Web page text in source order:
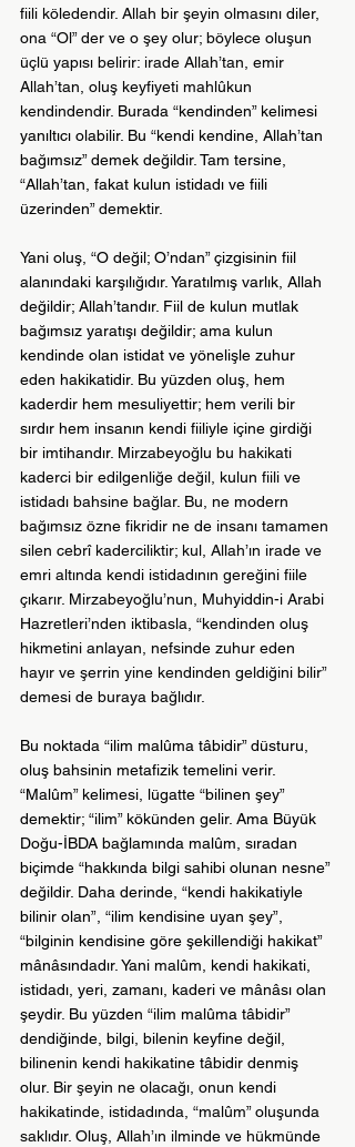
fiili köledendir. Allah bir şeyin olmasını diler,
ona “Ol” der ve o şey olur; böylece oluşun
üçlü yapısı belirir: irade Allah’tan, emir
Allah’tan, oluş keyfiyeti mahlûkun
kendindendir. Burada “kendinden” kelimesi
yanıltıcı olabilir. Bu “kendi kendine, Allah’tan
bağımsız” demek değildir. Tam tersine,
“Allah’tan, fakat kulun istidadı ve fiili
üzerinden” demektir.
Yani oluş, “O değil; O’ndan” çizgisinin fiil
alanındaki karşılığıdır. Yaratılmış varlık, Allah
değildir; Allah’tandır. Fiil de kulun mutlak
bağımsız yaratışı değildir; ama kulun
kendinde olan istidat ve yönelişle zuhur
eden hakikatidir. Bu yüzden oluş, hem
kaderdir hem mesuliyettir; hem verili bir
sırdır hem insanın kendi fiiliyle içine girdiği
bir imtihandır. Mirzabeyoğlu bu hakikati
kaderci bir edilgenliğe değil, kulun fiili ve
istidadı bahsine bağlar. Bu, ne modern
bağımsız özne fikridir ne de insanı tamamen
silen cebrî kaderciliktir; kul, Allah’ın irade ve
emri altında kendi istidadının gereğini fiile
çıkarır. Mirzabeyoğlu’nun, Muhyiddin-i Arabi
Hazretleri’nden iktibasla, “kendinden oluş
hikmetini anlayan, nefsinde zuhur eden
hayır ve şerrin yine kendinden geldiğini bilir”
demesi de buraya bağlıdır.
Bu noktada “ilim malûma tâbidir” düsturu,
oluş bahsinin metafizik temelini verir.
“Malûm” kelimesi, lügatte “bilinen şey”
demektir; “ilim” kökünden gelir. Ama Büyük
Doğu-İBDA bağlamında malûm, sıradan
biçimde “hakkında bilgi sahibi olunan nesne”
değildir. Daha derinde, “kendi hakikatiyle
bilinir olan”, “ilim kendisine uyan şey”,
“bilginin kendisine göre şekillendiği hakikat”
mânâsındadır. Yani malûm, kendi hakikati,
istidadı, yeri, zamanı, kaderi ve mânâsı olan
şeydir. Bu yüzden “ilim malûma tâbidir”
dendiğinde, bilgi, bilenin keyfine değil,
bilinenin kendi hakikatine tâbidir denmiş
olur. Bir şeyin ne olacağı, onun kendi
hakikatinde, istidadında, “malûm” oluşunda
saklıdır. Oluş, Allah’ın ilminde ve hükmünde